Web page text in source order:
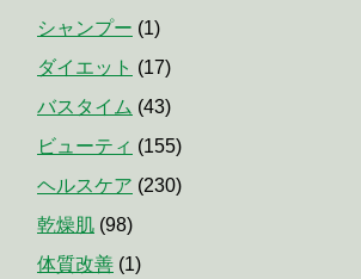
シャンプー (1)
ダイエット (17)
バスタイム (43)
ビューティ (155)
ヘルスケア (230)
乾燥肌 (98)
体質改善 (1)